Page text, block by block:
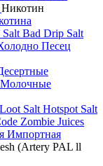
Никотин
Bad Drip Salt
Песец
Молочные
Loot Salt Hotspot Salt
Zombie Juices
Импортная
(Artery PAL ll